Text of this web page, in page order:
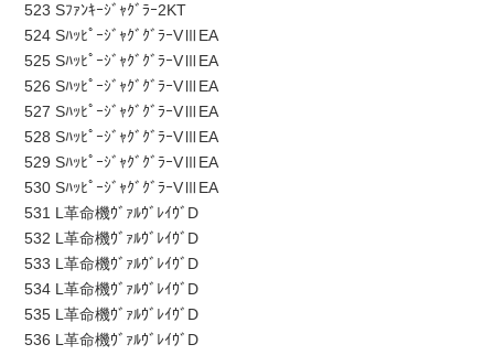
523 Sﾌｧﾝｷｰｼﾞｬｸﾞﾗｰ2KT
524 SﾊｯﾋﾟｰｼﾞｬｸﾞｸﾞﾗｰVⅢEA
525 SﾊｯﾋﾟｰｼﾞｬｸﾞｸﾞﾗｰVⅢEA
526 SﾊｯﾋﾟｰｼﾞｬｸﾞｸﾞﾗｰVⅢEA
527 SﾊｯﾋﾟｰｼﾞｬｸﾞｸﾞﾗｰVⅢEA
528 SﾊｯﾋﾟｰｼﾞｬｸﾞｸﾞﾗｰVⅢEA
529 SﾊｯﾋﾟｰｼﾞｬｸﾞｸﾞﾗｰVⅢEA
530 SﾊｯﾋﾟｰｼﾞｬｸﾞｸﾞﾗｰVⅢEA
531 L革命機ｳﾞｧﾙｳﾞﾚｲｳﾞD
532 L革命機ｳﾞｧﾙｳﾞﾚｲｳﾞD
533 L革命機ｳﾞｧﾙｳﾞﾚｲｳﾞD
534 L革命機ｳﾞｧﾙｳﾞﾚｲｳﾞD
535 L革命機ｳﾞｧﾙｳﾞﾚｲｳﾞD
536 L革命機ｳﾞｧﾙｳﾞﾚｲｳﾞD